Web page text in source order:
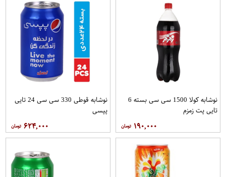
نوشابه کولا 1500 سی سی بسته 6
تایی پت زمزم
۱۹۰,۰۰۰
نوشابه قوطی 330 سی سی 24 تایی
پپسی
۶۲۴,۰۰۰